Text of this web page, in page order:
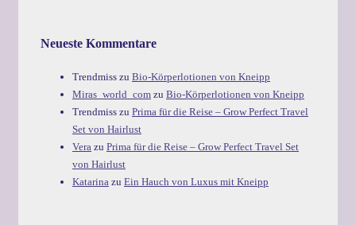
Neueste Kommentare
Trendmiss zu Bio-Körperlotionen von Kneipp
Miras_world_com zu Bio-Körperlotionen von Kneipp
Trendmiss zu Prima für die Reise – Grow Perfect Travel
Set von Hairlust
Vera zu Prima für die Reise – Grow Perfect Travel Set
von Hairlust
Katarina zu Ein Hauch von Luxus mit Kneipp